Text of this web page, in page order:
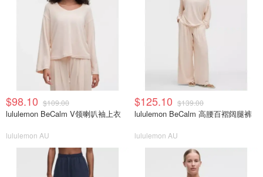
$98.10 $109.00
lululemon BeCalm V领喇叭袖上衣
lululemon AU
$125.10 $139.00
lululemon BeCalm 高腰百褶阔腿裤
lululemon AU